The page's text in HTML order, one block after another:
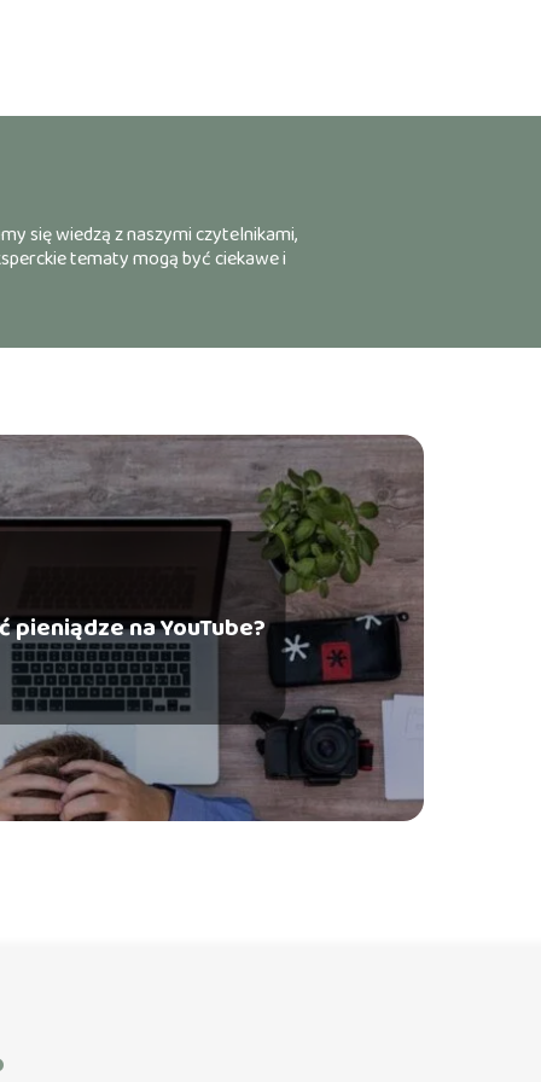
się wiedzą z naszymi czytelnikami,
tematy mogą być ciekawe i
pieniądze na YouTube?